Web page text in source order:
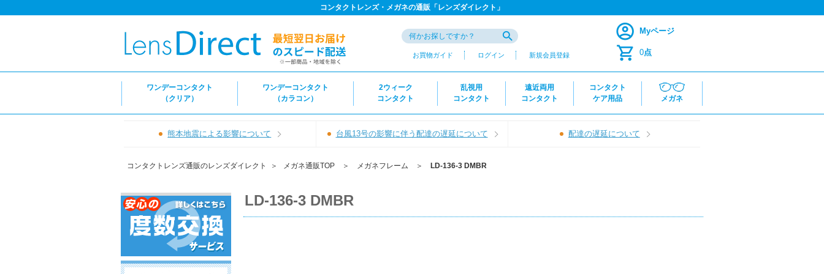
コンタクトレンズ・メガネの通販「レンズダイレクト」
お買物ガイド ログイン 新規会員登録
Myページ
0点
ワンデーコンタクト
（クリア）
ワンデーコンタクト
（カラコン）
2ウィーク
コンタクト
乱視用
コンタクト
遠近両用
コンタクト
コンタクト
ケア用品
メガネ
熊本地震による影響について 台風13号の影響に伴う配達の遅延について 配達の遅延について
コンタクトレンズ通販のレンズダイレクト ＞ メガネ通販TOP ＞ メガネフレーム ＞ LD-136-3 DMBR
LD-136-3 DMBR